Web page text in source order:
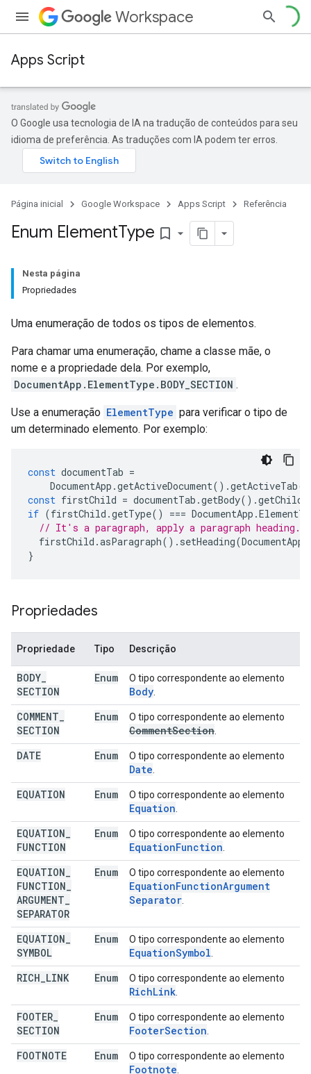
Workspace
Apps Script
O Google usa tecnologia de IA na tradução de conteúdos para seu
idioma de preferência. As traduções com IA podem ter erros.
Página inicial Google Workspace Apps Script Referência
Enum ElementType bookmark_border
Nesta página
Propriedades
Uma enumeração de todos os tipos de elementos.
Para chamar uma enumeração, chame a classe mãe, o
nome e a propriedade dela. Por exemplo,
DocumentApp.ElementType.BODY_SECTION .
Use a enumeração ElementType para verificar o tipo de
um determinado elemento. Por exemplo:
const documentTab =
DocumentApp .getActiveDocument().getActiveTab
const firstChild = documentTab .getBody().getChild
if (firstChild .getType() === DocumentApp .
// It's a paragraph, apply a paragraph heading.
firstChild .asParagraph(). setHeading(DocumentApp
}
Propriedades
Propriedade Tipo Descrição
BODY
SECTION
Enum O tipo correspondente ao elemento
Body
COMMENT
SECTION
Enum O tipo correspondente ao elemento
CommentSection
DATE Enum O tipo correspondente ao elemento
Date
EQUATION Enum O tipo correspondente ao elemento
Equation
EQUATION
FUNCTION
Enum O tipo correspondente ao elemento
EquationFunction
EQUATION
FUNCTION
ARGUMENT
SEPARATOR
Enum O tipo correspondente ao elemento
EquationFunctionArgument
Separator
EQUATION
SYMBOL
Enum O tipo correspondente ao elemento
EquationSymbol
RICH LINK Enum O tipo correspondente ao elemento
RichLink
FOOTER
SECTION
Enum O tipo correspondente ao elemento
FooterSection
FOOTNOTE Enum O tipo correspondente ao elemento
Footnote